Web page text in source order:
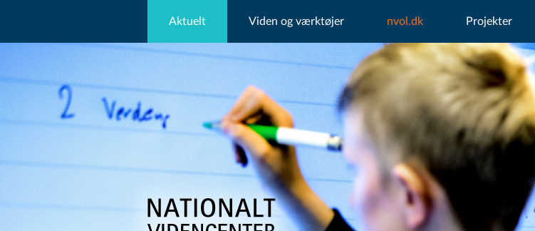
Aktuelt Viden og værktøjer nvol.dk Projekter